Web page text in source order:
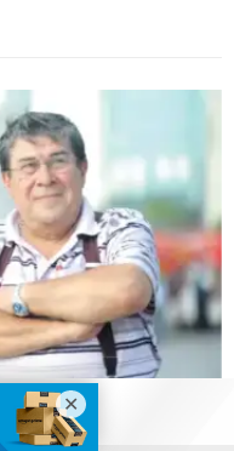
Haluk Levent’e Şok Ceza! 70 Milyon TL’lik Karşılıksız Çek Davasında Karar Çıktı: Hapis Yolu mu Görünüyor?